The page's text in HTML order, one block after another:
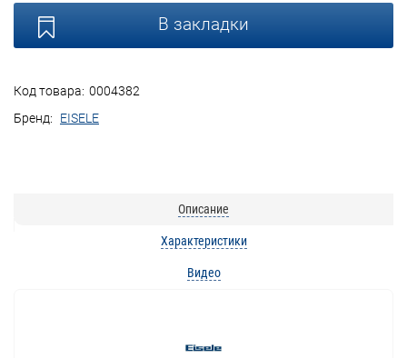
Код товара: 0004382
Бренд:
EISELE
В закладки
Описание
Характеристики
Видео